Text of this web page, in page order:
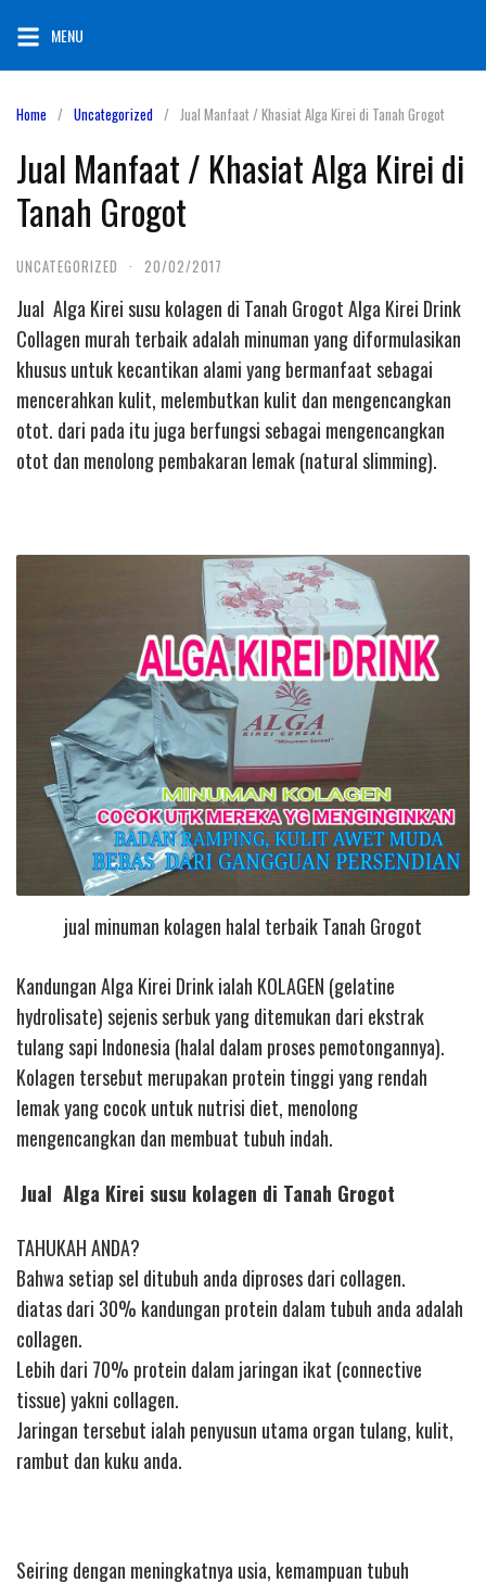
content
MENU
Home Uncategorized Jual Manfaat / Khasiat Alga Kirei di Tanah Grogot
Jual Manfaat / Khasiat Alga Kirei di
Tanah Grogot
UNCATEGORIZED · 20/02/2017
Jual Alga Kirei susu kolagen di Tanah Grogot Alga Kirei Drink
Collagen murah terbaik adalah minuman yang diformulasikan
khusus untuk kecantikan alami yang bermanfaat sebagai
mencerahkan kulit, melembutkan kulit dan mengencangkan
otot. dari pada itu juga berfungsi sebagai mengencangkan
otot dan menolong pembakaran lemak (natural slimming).
jual minuman kolagen halal terbaik Tanah Grogot
Kandungan Alga Kirei Drink ialah KOLAGEN (gelatine
hydrolisate) sejenis serbuk yang ditemukan dari ekstrak
tulang sapi Indonesia (halal dalam proses pemotongannya).
Kolagen tersebut merupakan protein tinggi yang rendah
lemak yang cocok untuk nutrisi diet, menolong
mengencangkan dan membuat tubuh indah.
Jual Alga Kirei susu kolagen di Tanah Grogot
TAHUKAH ANDA?
Bahwa setiap sel ditubuh anda diproses dari collagen.
diatas dari 30% kandungan protein dalam tubuh anda adalah
collagen.
Lebih dari 70% protein dalam jaringan ikat (connective
tissue) yakni collagen.
Jaringan tersebut ialah penyusun utama organ tulang, kulit,
rambut dan kuku anda.
Seiring dengan meningkatnya usia, kemampuan tubuh